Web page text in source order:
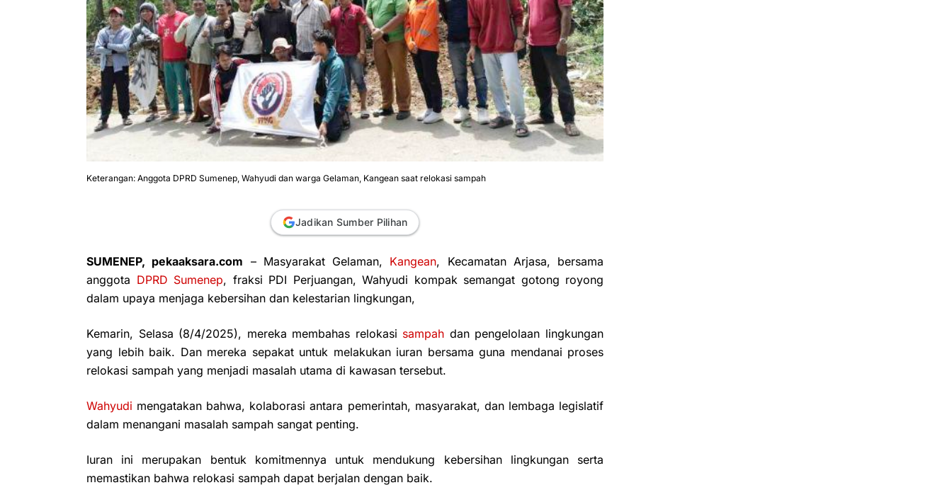
Keterangan: Anggota DPRD Sumenep, Wahyudi dan warga Gelaman, Kangean saat relokasi sampah
Jadikan Sumber Pilihan
SUMENEP, pekaaksara.com – Masyarakat Gelaman, Kangean, Kecamatan Arjasa, bersama
anggota DPRD Sumenep, fraksi PDI Perjuangan, Wahyudi kompak semangat gotong royong
dalam upaya menjaga kebersihan dan kelestarian lingkungan,
Kemarin, Selasa (8/4/2025), mereka membahas relokasi sampah dan pengelolaan lingkungan
yang lebih baik. Dan mereka sepakat untuk melakukan iuran bersama guna mendanai proses
relokasi sampah yang menjadi masalah utama di kawasan tersebut.
Wahyudi mengatakan bahwa, kolaborasi antara pemerintah, masyarakat, dan lembaga legislatif
dalam menangani masalah sampah sangat penting.
Iuran ini merupakan bentuk komitmennya untuk mendukung kebersihan lingkungan serta
memastikan bahwa relokasi sampah dapat berjalan dengan baik.